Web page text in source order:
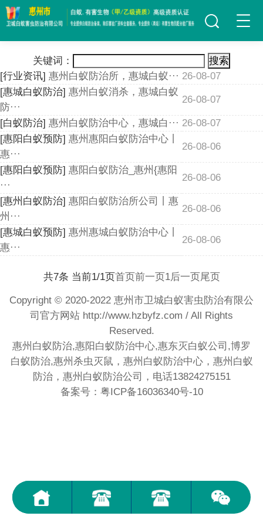
关键词：
搜索
[行业资讯] 惠州白蚁防治所，惠城白蚁··· 26-08-07
[惠城白蚁防治] 惠州白蚁消杀，惠城白蚁
防···
26-08-07
[白蚁防治] 惠州白蚁防治中心，惠城白··· 26-08-07
[惠阳白蚁预防] 惠州惠阳白蚁防治中心丨
惠···
26-08-06
[惠阳白蚁预防] 惠阳白蚁防治_惠州{惠阳
···
26-08-06
[惠州白蚁防治] 惠阳白蚁防治所公司丨惠
州···
26-08-06
[惠城白蚁预防] 惠州惠城白蚁防治中心丨
惠···
26-08-06
共7条 当前1/1页首页前一页1后一页尾页
Copyright © 2020-2022 恵州市卫城白蚁害虫防治有限公
司官方网站 http://www.hzbyfz.com / All Rights
Reserved.
惠州白蚁防治,惠阳白蚁防治中心,惠东灭白蚁公司,博罗
白蚁防治,惠州杀虫灭鼠，惠州白蚁防治中心，惠州白蚁
防治，惠州白蚁防治公司，电话13824275151
备案号：粤ICP备16036340号-10